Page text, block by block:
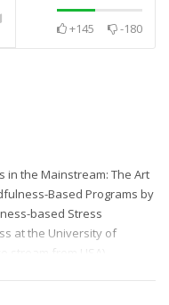
+145 -180
in the Mainstream: The Art
Based Programs by
based Stress
at the University of
stream from USA)